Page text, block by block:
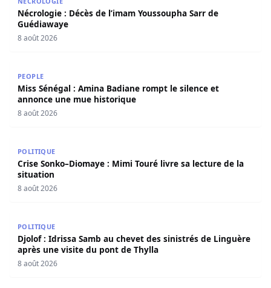
Nécrologie : Décès de l’imam Youssoupha Sarr de
Guédiawaye
8 août 2026
PEOPLE
Miss Sénégal : Amina Badiane rompt le silence et
annonce une mue historique
8 août 2026
POLITIQUE
Crise Sonko–Diomaye : Mimi Touré livre sa lecture de la
situation
8 août 2026
POLITIQUE
Djolof : Idrissa Samb au chevet des sinistrés de Linguère
après une visite du pont de Thylla
8 août 2026